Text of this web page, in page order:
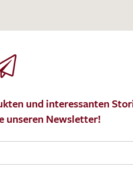
und interessanten
unseren Newsletter!